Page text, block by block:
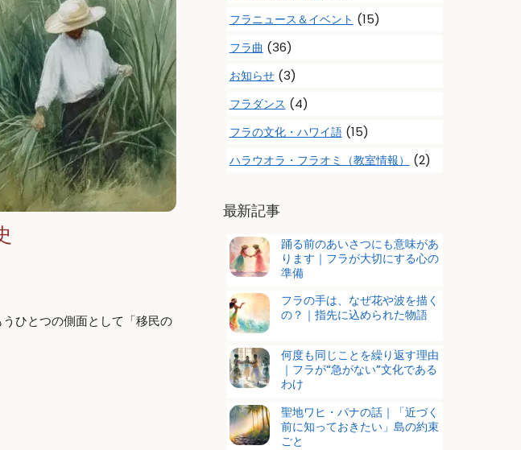
ひとつの側面として「移民の
フラニュース＆イベント (15)
フラ曲 (36)
お知らせ(3)
フラダンス (4)
フラの文化・ハワイ語(15)
ハラウオラ・フラオミ（教室情報） (2)
最新記事
踊る前のあいさつにも意味があ
ります｜フラが大切にする心の
準備
フラの手は、なぜ花や波を描く
の？｜指先に込められた物語
何度も同じことを繰り返す理由
｜フラが“急がない”文化である
わけ
聖地ワヒ・パナの話｜「近づく
前に知っておきたい」島の約束
ごと